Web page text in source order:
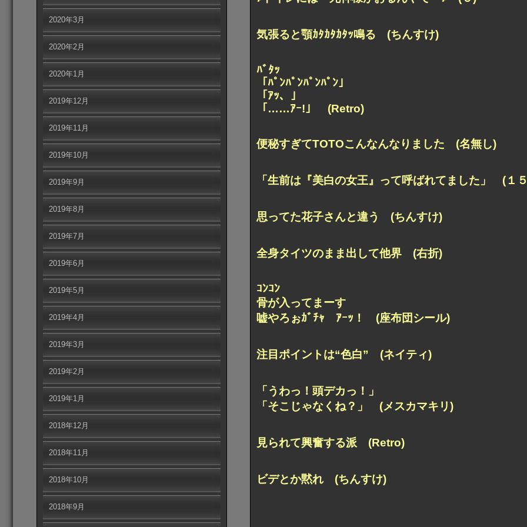
気張ると顎ｶﾀｶﾀｶﾀｯ鳴る (ちんすけ)
ﾊﾞﾀｯ
「ﾊﾟﾝﾊﾟﾝﾊﾟﾝﾊﾟﾝ」
「ｱｯ、」
「……ｱｰ!」 (Retro)
便秘すぎてTOTOこんなんなりました (名無し)
「生前は『美白の女王』って呼ばれてました」 (１
思ってた花子さんと違う (ちんすけ)
全身タイツのまま出して他界 (右折)
ｺﾝｺﾝ
骨が入ってまーす
嘘やろぉｶﾞﾁｬ ｱｰｯ！ (座布団シール)
注目ポイントは“色白” (ネイティ)
「うわっ！頭デカっ！」
「そこじゃなくね？」 (メスカマキリ)
見られて興奮する派 (Retro)
ビデとか黙れ (ちんすけ)
2020年3月
2020年2月
2020年1月
2019年12月
2019年11月
2019年10月
2019年9月
2019年8月
2019年7月
2019年6月
2019年5月
2019年4月
2019年3月
2019年2月
2019年1月
2018年12月
2018年11月
2018年10月
2018年9月